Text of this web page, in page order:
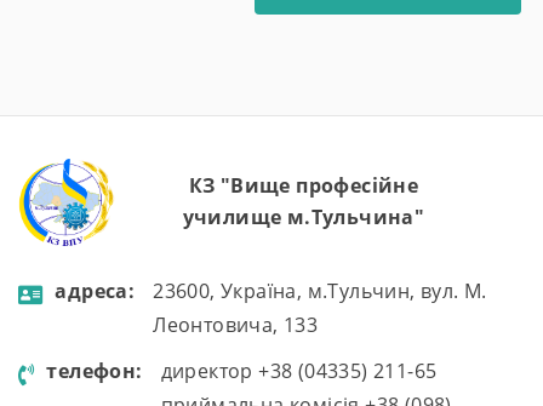
КЗ "Вище професійне
училище м.Тульчина"
aдресa:
23600, Україна, м.Тульчин, вул. М.
Леонтовича, 133
телефон:
директор +38 (04335) 211-65